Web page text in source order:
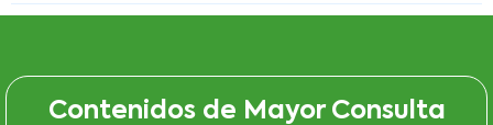
Contenidos de Mayor Consulta